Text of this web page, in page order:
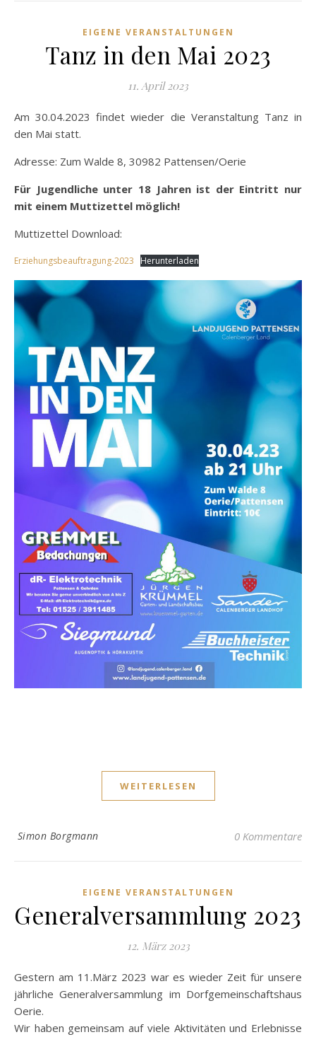
EIGENE VERANSTALTUNGEN
Tanz in den Mai 2023
11. April 2023
Am 30.04.2023 findet wieder die Veranstaltung Tanz in
den Mai statt.
Adresse: Zum Walde 8, 30982 Pattensen/Oerie
Für Jugendliche unter 18 Jahren ist der Eintritt nur
mit einem Muttizettel möglich!
Muttizettel Download:
Erziehungsbeauftragung-2023 Herunterladen
WEITERLESEN
Simon Borgmann 0 Kommentare
EIGENE VERANSTALTUNGEN
Generalversammlung 2023
12. März 2023
Gestern am 11.März 2023 war es wieder Zeit für unsere
jährliche Generalversammlung im Dorfgemeinschaftshaus
Oerie.
Wir haben gemeinsam auf viele Aktivitäten und Erlebnisse